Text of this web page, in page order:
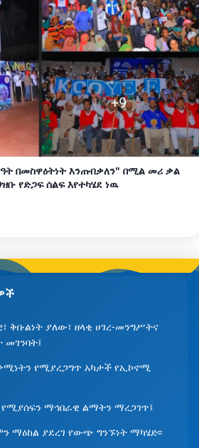
በመስዋዕትነት እንጠብቃለን" በሚል መሪ ቃል
የድጋፍ ሰልፍ እየተካሄደ ነዉ
ቅቡልነት ያለው፣ ዘላቂ ሀገረ-መንግሥትና
የሚያረጋግጥ አካታች የኢኮኖሚ
የሚያሰፍን ማኅበራዊ ልማትን ማረጋገጥ፤
ማዕከል ያደረገ የውጭ ግንኙነት ማካሄድ፡፡